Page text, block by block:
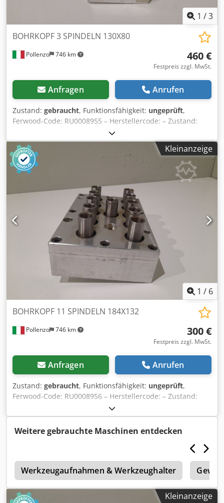
1 /3
Pollenzo 746 km
BOHRKOPF 3 SPINDELN 130X80
460 €
Festpreis zzgl. MwSt.
Anfragen Anrufen
Zustand: gebraucht, Funktionsfähigkeit: ungeprüft,
Ferwood-Code: RU0008955 – Herstellercode: – Zustand:
Gebraucht – Funktionalität: Nicht geprüft – Kompatible
Maschine: BIESSE TECHNO FDT BOHRMASCHINE – TECHNO
F – TECHNO S – Bei Interesse bieten wir einen
Revisionsservice an, kontaktieren Sie uns. Chedpfxov Hp S
Ds Ak Toa
Kleinanzeige
1 / 6
Pollenzo 746 km
BOHRKOPF 11 SPINDELN 184X132
300 €
Festpreis zzgl. MwSt.
Anfragen Anrufen
Zustand: gebraucht, Funktionsfähigkeit: ungeprüft,
Ferwood-Code: RU0008956 – Herstellercode: – Zustand:
Gebraucht – Funktionalität: Nicht geprüft – Kompatible
Maschine: BIESSE TECHNO FDT BOHRMASCHINE – TECHNO
F – TECHNO S – Bei Interesse bieten wir einen
Revisionsservice an, kontaktieren Sie uns. Chodov Hp
Weitere gebrauchte Maschinen entdecken
Werkzeugaufnahmen & Werkzeughalter
Kleinanzeige